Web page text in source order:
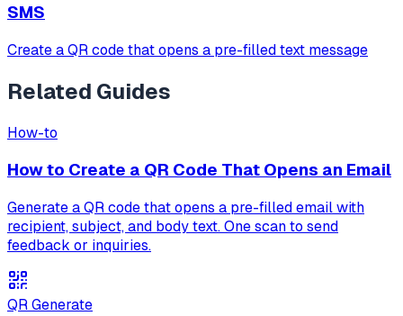
SMS
Create a QR code that opens a pre-filled text message
Related Guides
How-to
How to Create a QR Code That Opens an Email
Generate a QR code that opens a pre-filled email with
recipient, subject, and body text. One scan to send
feedback or inquiries.
QR Generate